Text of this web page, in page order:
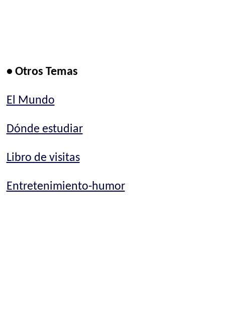
• Otros Temas
El Mundo
Dónde estudiar
Libro de visitas
Entretenimiento-humor